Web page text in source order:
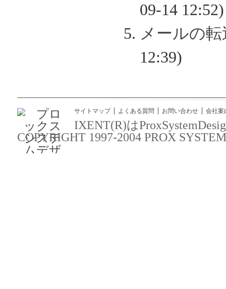
09-14 12:52)
メールの
12:39)
サイトマップ よくある質問 お問い合わせ 会社案
IXENT(R)は
COPYRIGHT 1997-2004 PROX